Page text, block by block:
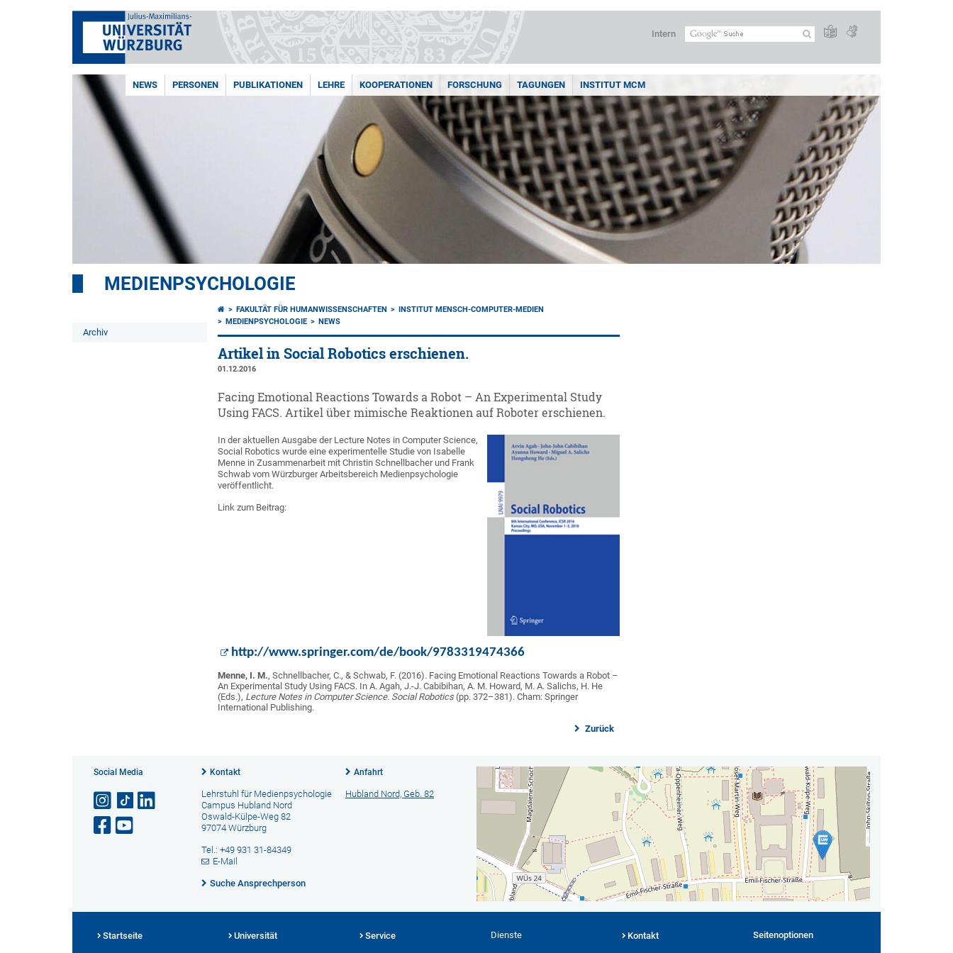
Intern
NEWS PERSONEN PUBLIKATIONEN LEHRE KOOPERATIONEN FORSCHUNG TAGUNGEN INSTITUT MCM
MEDIENPSYCHOLOGIE
Archiv
FAKULTÄT FÜR HUMANWISSENSCHAFTEN
INSTITUT MENSCH-COMPUTER-MEDIEN
MEDIENPSYCHOLOGIE
NEWS
Artikel in Social Robotics erschienen.
01.12.2016
Facing Emotional Reactions Towards a Robot – An Experimental Study
Using FACS. Artikel über mimische Reaktionen auf Roboter erschienen.
In der aktuellen Ausgabe der Lecture Notes in Computer Science,
Social Robotics wurde eine experimentelle Studie von Isabelle
Menne in Zusammenarbeit mit Christin Schnellbacher und Frank
Schwab vom Würzburger Arbeitsbereich Medienpsychologie
veröffentlicht.
Link zum Beitrag:
http://www.springer.com/de/book/9783319474366
Menne, I. M., Schnellbacher, C., & Schwab, F. (2016). Facing Emotional Reactions Towards a Robot –
An Experimental Study Using FACS. In A. Agah, J.-J. Cabibihan, A. M. Howard, M. A. Salichs, H. He
(Eds.), Lecture Notes in Computer Science. Social Robotics(pp. 372–381). Cham: Springer
International Publishing.
Zurück
Social Media Kontakt
Lehrstuhl für Medienpsychologie
Campus Hubland Nord
Oswald-Külpe-Weg 82
97074 Würzburg
Tel.: +49 931 31-84349
E-Mail
Suche Ansprechperson
Anfahrt
Hubland Nord, Geb. 82
Startseite Universität Service Dienste Kontakt Seitenoptionen